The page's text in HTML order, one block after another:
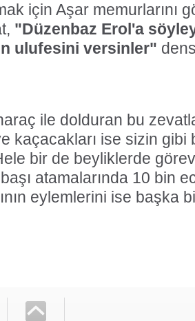
için Aşar memurlarını
"Düzenbaz Erol'a
ulufesini versinler"
ile dolduran bu
kaçacakları ise sizin gibi
bir de beyliklerde
atamalarında 10 bin
eylemlerini ise başka